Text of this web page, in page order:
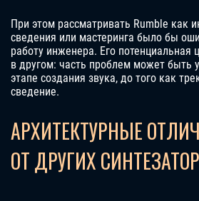
При этом рассматривать Rumble как
сведения или мастеринга было бы
работу инженера. Его потенциальная
в другом: часть проблем может быть
этапе создания звука, до того как
сведение.
АРХИТЕКТУРНЫЕ
ОТ ДРУГИХ